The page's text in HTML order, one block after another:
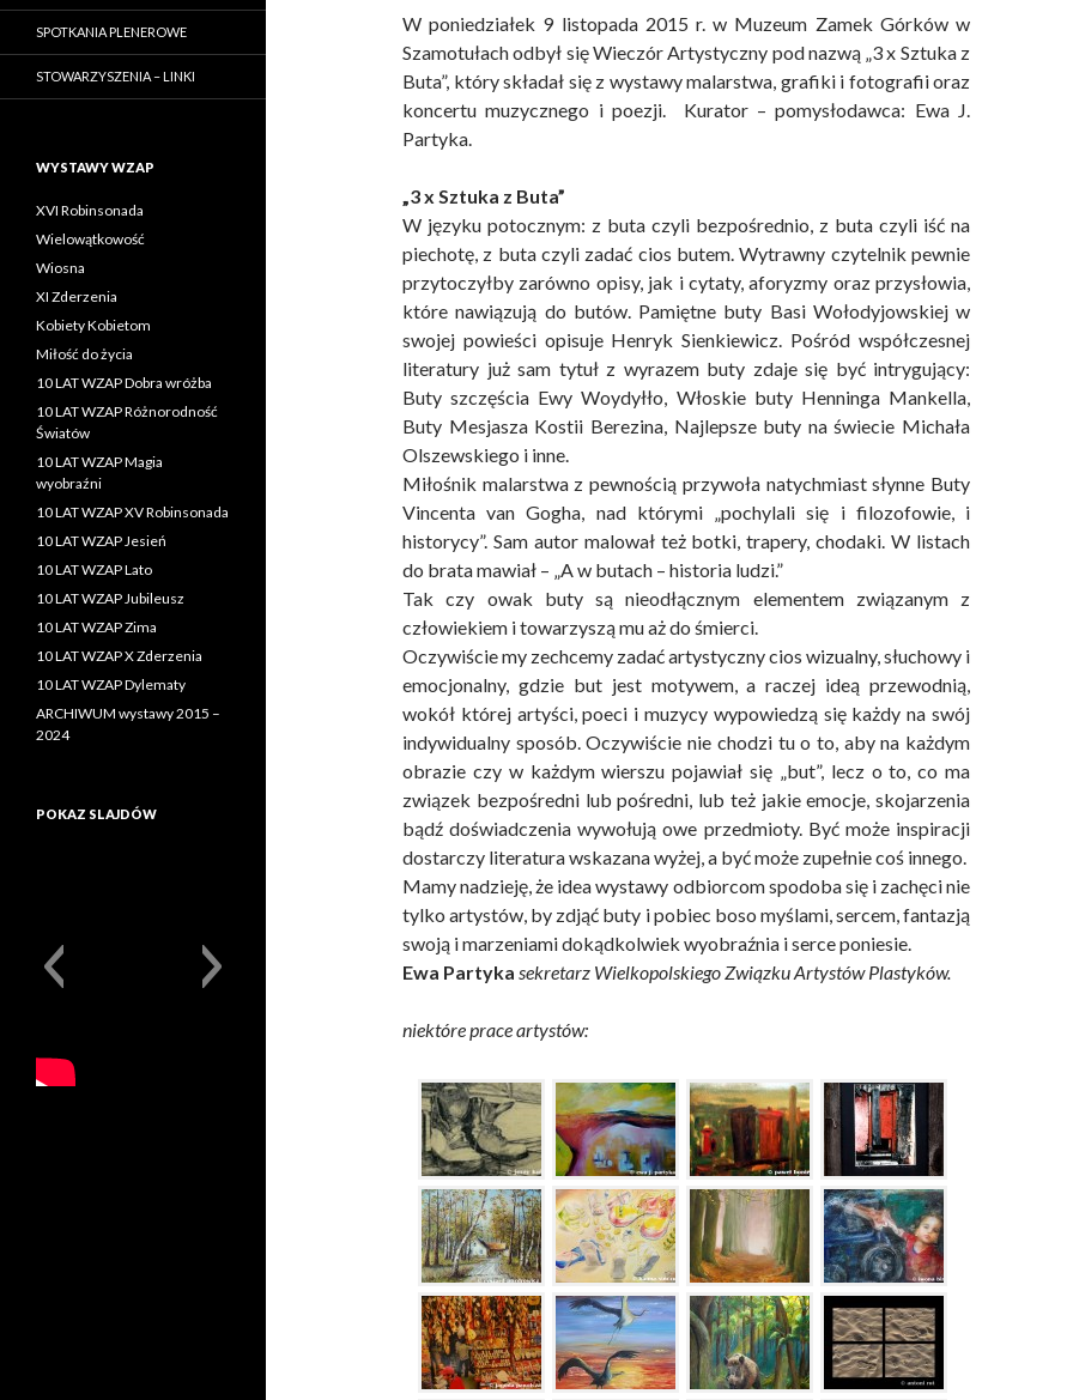
W poniedziałek 9 listopada 2015 r. w Muzeum Zamek Górków w
Szamotułach odbył się Wieczór Artystyczny pod nazwą „3 x Sztuka z
Buta”, który składał się z wystawy malarstwa, grafiki i fotografii oraz
koncertu muzycznego i poezji. Kurator – pomysłodawca: Ewa J.
Partyka.
„3 x Sztuka z Buta”
W języku potocznym: z buta czyli bezpośrednio, z buta czyli iść na
piechotę, z buta czyli zadać cios butem. Wytrawny czytelnik pewnie
przytoczyłby zarówno opisy, jak i cytaty, aforyzmy oraz przysłowia,
które nawiązują do butów. Pamiętne buty Basi Wołodyjowskiej w
swojej powieści opisuje Henryk Sienkiewicz. Pośród współczesnej
literatury już sam tytuł z wyrazem buty zdaje się być intrygujący:
Buty szczęścia Ewy Woydyłło, Włoskie buty Henninga Mankella,
Buty Mesjasza Kostii Berezina, Najlepsze buty na świecie Michała
Olszewskiego i inne.
Miłośnik malarstwa z pewnością przywoła natychmiast słynne Buty
Vincenta van Gogha, nad którymi „pochylali się i filozofowie, i
historycy”. Sam autor malował też botki, trapery, chodaki. W listach
do brata mawiał – „A w butach – historia ludzi.”
Tak czy owak buty są nieodłącznym elementem związanym z
człowiekiem i towarzyszą mu aż do śmierci.
Oczywiście my zechcemy zadać artystyczny cios wizualny, słuchowy i
emocjonalny, gdzie but jest motywem, a raczej ideą przewodnią,
wokół której artyści, poeci i muzycy wypowiedzą się każdy na swój
indywidualny sposób. Oczywiście nie chodzi tu o to, aby na każdym
obrazie czy w każdym wierszu pojawiał się „but”, lecz o to, co ma
związek bezpośredni lub pośredni, lub też jakie emocje, skojarzenia
bądź doświadczenia wywołują owe przedmioty. Być może inspiracji
dostarczy literatura wskazana wyżej, a być może zupełnie coś innego.
Mamy nadzieję, że idea wystawy odbiorcom spodoba się i zachęci nie
tylko artystów, by zdjąć buty i pobiec boso myślami, sercem, fantazją
swoją i marzeniami dokądkolwiek wyobraźnia i serce poniesie.
Ewa Partyka sekretarz Wielkopolskiego Związku Artystów Plastyków.
niektóre prace artystów:
W zaczarowanym świecie
Hanaj-Podgórska 2026 r
XVI Robinsonada 2026
Julia Kaczmarczyk-Piotrowska
Bushido – Droga Wojownika
Zza Zasłony Biuletyn WZAP Nr 2
2026 (Nr 6)
Kobiece Kwiaty w WCO 2026 - 1
Paweł Jagła Odmienne Stany
Świadomości 2 2026
Jerzy Sikuciński - Spektrum
2026
Tadeusz Topolski Zaproszenie
2026
Zaproszenie Wielowątkowość
Agnieszka Renn
SPOTKANIA PLENEROWE
STOWARZYSZENIA – LINKI
WYSTAWY WZAP
XVI Robinsonada
Wielowątkowość
Wiosna
XI Zderzenia
Kobiety Kobietom
Miłość do życia
10 LAT WZAP Dobra wróżba
10 LAT WZAP Różnorodność
Światów
10 LAT WZAP Magia
wyobraźni
10 LAT WZAP XV Robinsonada
10 LAT WZAP Jesień
10 LAT WZAP Lato
10 LAT WZAP Jubileusz
10 LAT WZAP Zima
10 LAT WZAP X Zderzenia
10 LAT WZAP Dylematy
ARCHIWUM wystawy 2015 –
2024
POKAZ SLAJDÓW